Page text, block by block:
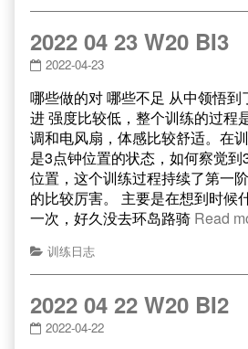
2022 04 23 W20 BI3
2022-04-23
哪些做的对 哪些不足 从中领悟到
进 强度比较低，整个训练的过程
调和电风扇，体感比较舒适。在
是3点钟位置的状态，如何察觉
位置，这个训练过程持续了第一
的比较厉害。 主要是在想到时候
一次，好久没去环岛路骑 Read
训练日志
2022 04 22 W20 BI2
2022-04-22